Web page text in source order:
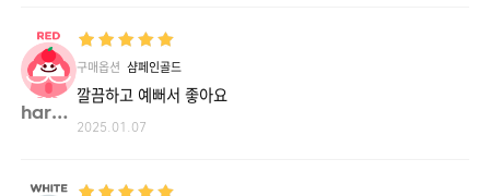
블루 파스텔도트
haru0**
구매옵션 샴페인골드
깔끔하고 예뻐서 좋아요
2025.01.07